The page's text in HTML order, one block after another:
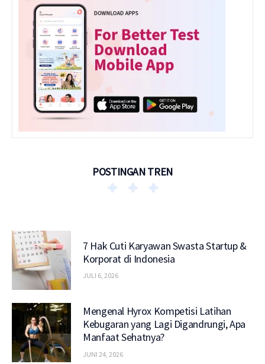
POSTINGAN TREN
7 Hak Cuti Karyawan Swasta Startup &
Korporat di Indonesia
JULI 6, 2026
Mengenal Hyrox Kompetisi Latihan
Kebugaran yang Lagi Digandrungi, Apa
Manfaat Sehatnya?
JUNI 24, 2026